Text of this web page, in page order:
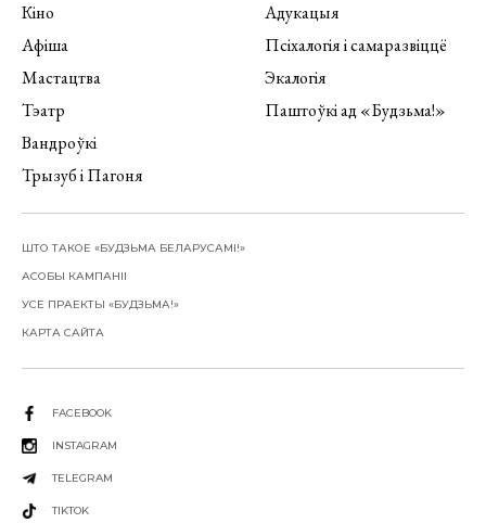
Кіно
Афіша
Мастацтва
Тэатр
Вандроўкі
Трызуб і Пагоня
Адукацыя
Псіхалогія і самаразвіццё
Экалогія
Паштоўкі ад «Будзьма!»
ШТО ТАКОЕ «БУДЗЬМА БЕЛАРУСАМІ!»
АСОБЫ КАМПАНІІ
УСЕ ПРАЕКТЫ «БУДЗЬМА!»
КАРТА САЙТА
FACEBOOK
INSTAGRAM
TELEGRAM
TIKTOK